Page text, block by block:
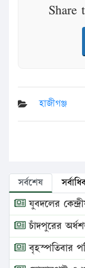
Share
হাজীগঞ্জ
সর্বশেষ
যুবদলের
চাঁদপুরের
বৃহস্পতিবার